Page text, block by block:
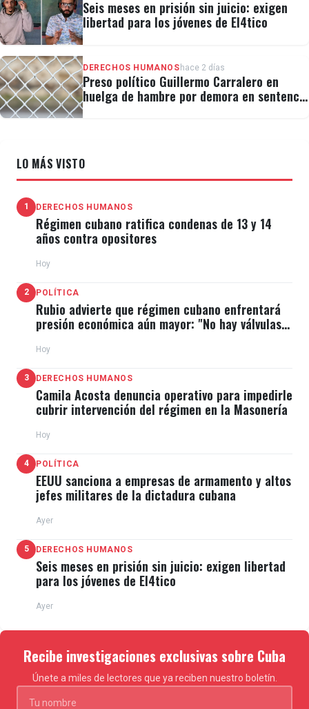
Seis meses en prisión sin juicio: exigen
libertad para los jóvenes de El4tico
DERECHOS HUMANOS hace 2 días
Preso político Guillermo Carralero en
huelga de hambre por demora en sentencia
LO MÁS VISTO
1 DERECHOS HUMANOS
Régimen cubano ratifica condenas de 13 y 14
años contra opositores
Hoy
2 POLÍTICA
Rubio advierte que régimen cubano enfrentará
presión económica aún mayor: "No hay válvulas
Hoy
3 DERECHOS HUMANOS
Camila Acosta denuncia operativo para impedirle
cubrir intervención del régimen en la Masonería
Hoy
4 POLÍTICA
EEUU sanciona a empresas de armamento y altos
jefes militares de la dictadura cubana
Ayer
5 DERECHOS HUMANOS
Seis meses en prisión sin juicio: exigen libertad
para los jóvenes de El4tico
Ayer
Recibe investigaciones exclusivas sobre Cuba
Únete a miles de lectores que ya reciben nuestro boletín.